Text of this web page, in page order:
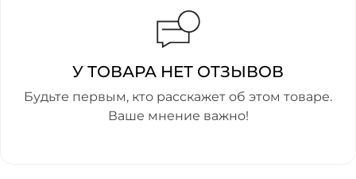
У ТОВАРА НЕТ ОТЗЫВОВ
Будьте первым, кто расскажет об этом товаре.
Ваше мнение важно!